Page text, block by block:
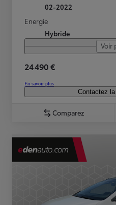
02-2022
Energie
Hybride
Voir
24 490 €
En savoir plus
Contactez
Comparez